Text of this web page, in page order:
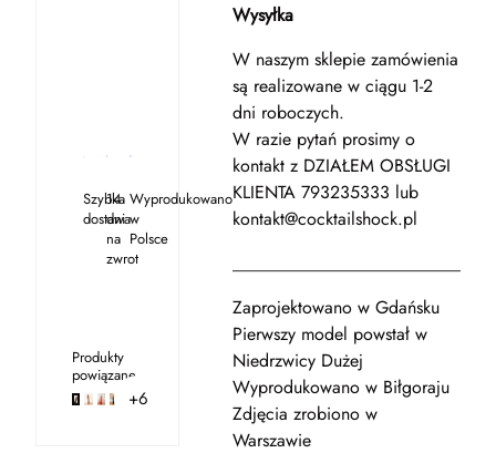
Szybka
dostawa
14
dni
na
zwrot
Wyprodukowano
w
Polsce
Produkty
powiązane
+6
Wysyłka
W naszym sklepie zamówienia
są realizowane w ciągu 1-2
dni roboczych.
W razie pytań prosimy o
kontakt z DZIAŁEM OBSŁUGI
KLIENTA 793235333 lub
kontakt@cocktailshock.pl
Zaprojektowano w Gdańsku
Pierwszy model powstał w
Niedrzwicy Dużej
Wyprodukowano w Biłgoraju
Zdjęcia zrobiono w
Warszawie